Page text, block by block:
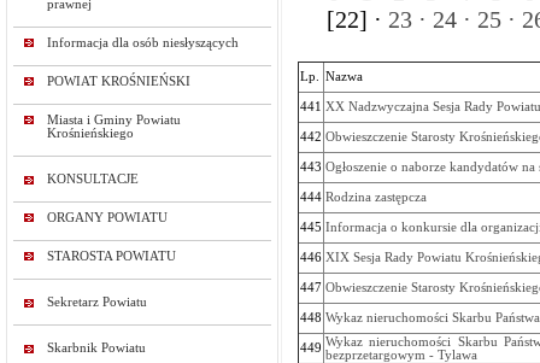
prawnej
Informacja dla osób niesłyszących
POWIAT KROŚNIEŃSKI
Miasta i Gminy Powiatu
Krośnieńskiego
KONSULTACJE
ORGANY POWIATU
STAROSTA POWIATU
Sekretarz Powiatu
Skarbnik Powiatu
[22] · 23 · 24 · 25 ·
Lp. Nazwa
441 XX Nadzwyczajna Sesja Rady
442 Obwieszczenie Starosty
443 Ogłoszenie o naborze kandydatów
444 Rodzina zastępcza
445 Informacja o konkursie dla
446 XIX Sesja Rady Powiatu
447 Obwieszczenie Starosty
448 Wykaz nieruchomości Skarbu
449 Wykaz nieruchomości Skarbu
bezprzetargowym - Tylawa